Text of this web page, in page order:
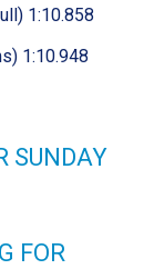
1:10.858
1:10.948
SUNDAY
FOR